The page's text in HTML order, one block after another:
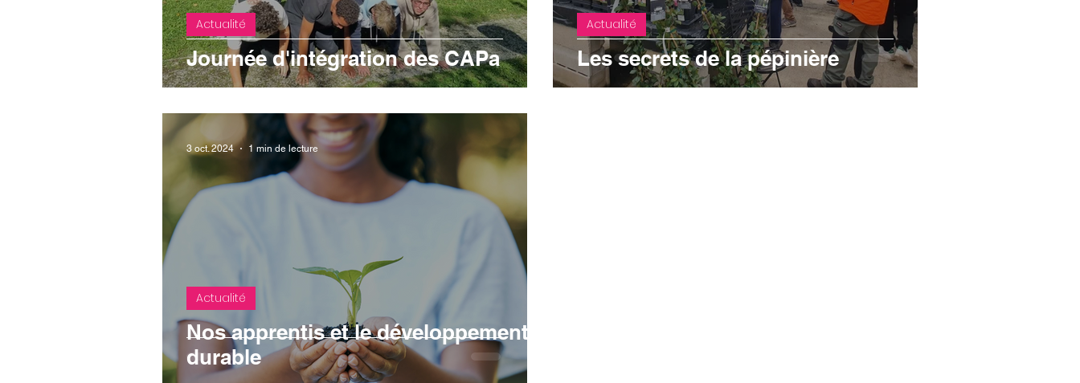
Journée d'intégration des CAPa
Actualité
Les secrets de la pépinière
Actualité
Nos apprentis et le développement
durable
Actualité
3 oct. 2024 1 min de lecture